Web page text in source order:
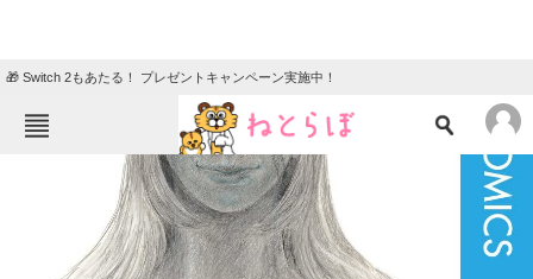
🎁 Switch 2もあたる！ プレゼントキャンペーン実施中！
ねとらぼメニュー
ニュース
クイズ